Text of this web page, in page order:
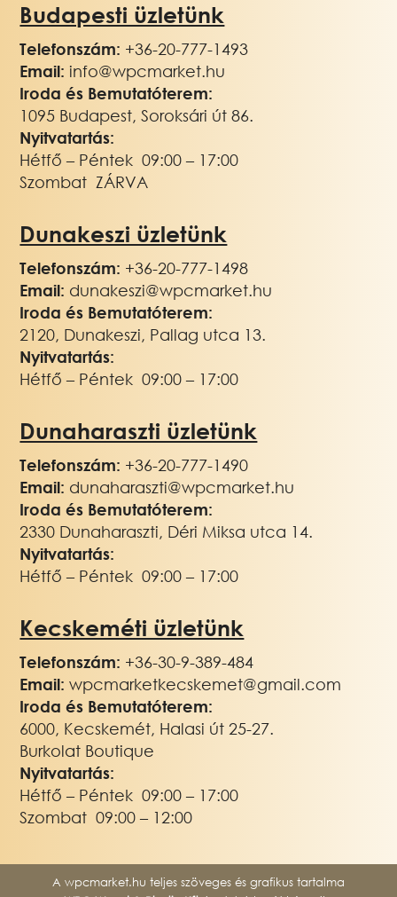
Budapesti üzletünk
Telefonszám: +36-20-777-1493
Email: info@wpcmarket.hu
Iroda és Bemutatóterem:
1095 Budapest, Soroksári út 86.
Nyitvatartás:
Hétfő – Péntek 09:00 – 17:00
Szombat ZÁRVA
Dunakeszi üzletünk
Telefonszám: +36-20-777-1498
Email: dunakeszi@wpcmarket.hu
Iroda és Bemutatóterem:
2120, Dunakeszi, Pallag utca 13.
Nyitvatartás:
Hétfő – Péntek 09:00 – 17:00
Dunaharaszti üzletünk
Telefonszám: +36-20-777-1490
Email: dunaharaszti@wpcmarket.hu
Iroda és Bemutatóterem:
2330 Dunaharaszti, Déri Miksa utca 14.
Nyitvatartás:
Hétfő – Péntek 09:00 – 17:00
Kecskeméti üzletünk
Telefonszám: +36-30-9-389-484
Email:wpcmarketkecskemet@gmail.com
Iroda és Bemutatóterem:
6000, Kecskemét, Halasi út 25-27.
Burkolat Boutique
Nyitvatartás:
Hétfő – Péntek 09:00 – 17:00
Szombat 09:00 – 12:00
A wpcmarket.hu teljes szöveges és grafikus tartalma